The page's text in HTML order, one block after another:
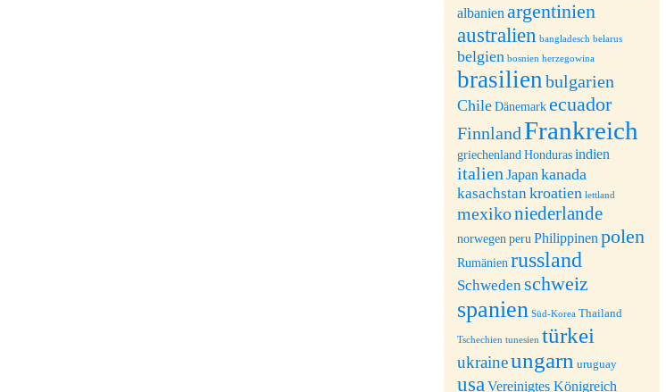
albanien argentinien
australien bangladesch belarus
belgien bosnien herzegowina
brasilienbulgarien
Chile Dänemark ecuador
Finnland Frankreich
griechenland Honduras indien
italien Japan kanada
kasachstankroatien lettland
mexikoniederlande
norwegen peru Philippinen polen
Rumänien russland
Schweden schweiz
spanien Süd-Korea Thailand
Tschechien tunesien türkei
ukraineungarn uruguay
usaVereinigtes Königreich